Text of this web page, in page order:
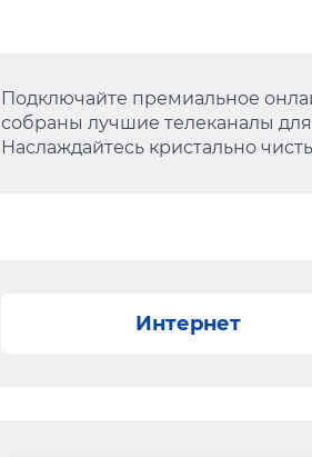
Подключайте премиальное
собраны лучшие телеканалы
Наслаждайтесь кристально
Интернет